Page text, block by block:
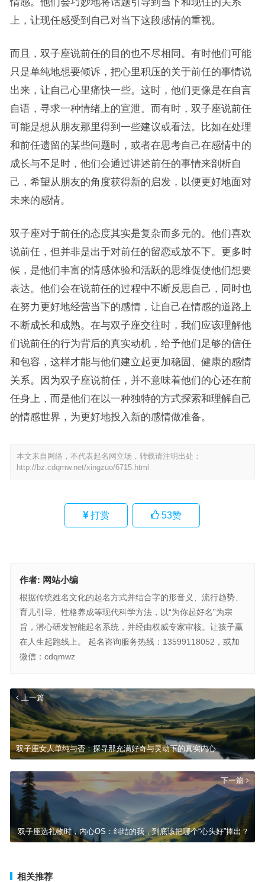
上，让现任感受到自己对当下这段感情的重视。
而且，双子座说前任的目的也不尽相同。有时他们可能
只是单纯地想要倾诉，把心里积压的关于前任的事情说
出来，让自己心里痛快一些。这时，他们更像是在自言
自语，寻求一种情绪上的宣泄。而有时，双子座说前任
可能是想从朋友那里得到一些建议或看法。比如在处理
和前任遗留的某些问题时，或者在思考自己在感情中的
成长与不足时，他们会通过讲述前任的事情来剖析自
己，希望从朋友的角度获得新的启发，以便更好地面对
未来的感情。
双子座对于前任的态度其实是复杂而多元的。他们喜欢
说前任，但并非是出于对前任的留恋或放不下。更多时
候，是他们丰富的情感体验和活跃的思维促使他们想要
表达。他们会在说前任的过程中不断反思自己，同时也
在努力更好地经营当下的感情，让自己在情感的道路上
不断成长和成熟。在与双子座交往时，我们应该理解他
们说前任的行为背后的真实动机，给予他们足够的信任
和包容，这样才能与他们建立起更加稳固、健康的感情
关系。因为双子座说前任，并不意味着他们的心还在前
任身上，而是他们在以一种独特的方式探索和理解自己
的情感世界，为更好地投入新的感情做准备。
本文来自网络，不代表起名网立场，转载请注明出处：
http://bz.cdqmw.net/xingzuo/6715.html
打赏 53赞
作者: 网站小编
根据传统姓名文化的起名方式并结合字的形音义、流行趋势、
育儿引导、性格养成等现代科学方法，以“为你起好名”为宗
旨，潜心研发智能起名系统，并经由权威专家审核。让孩子赢
在人生起跑线上。 起名咨询服务热线：13599118052，或加
微信：cdqmwz
上一篇
双子座女人单纯与否：探寻那充满好奇与灵动下的真实内心
下一篇
双子座选礼物时，内心OS：纠结的我，到底该把哪个“心头好”捧出？
相关推荐